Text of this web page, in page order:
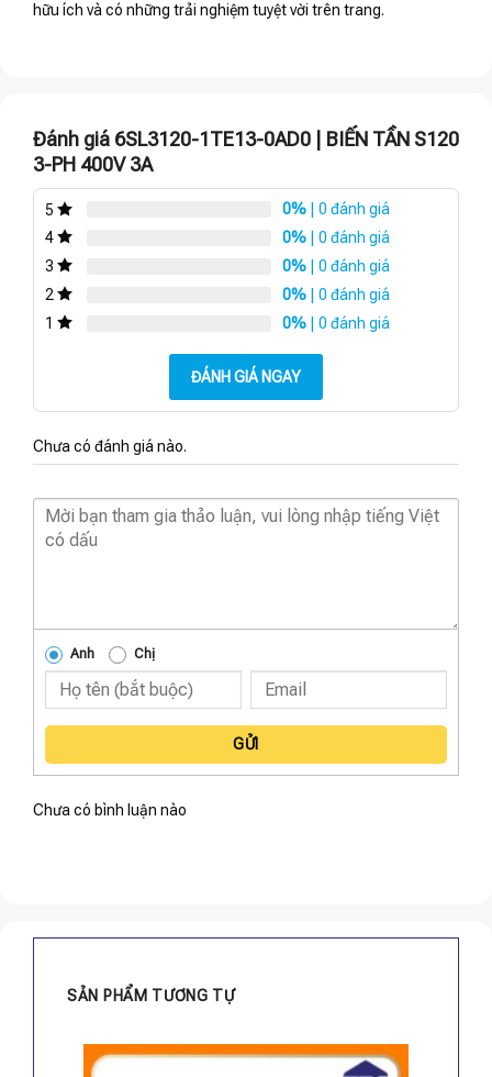
hữu ích và có những trải nghiệm tuyệt vời trên trang.
Đánh giá 6SL3120-1TE13-0AD0 | BIẾN TẦN S120
3-PH 400V 3A
5 0% | 0 đánh giá
4
0% | 0 đánh giá
3
0% | 0 đánh giá
2
0% | 0 đánh giá
1
0% | 0 đánh giá
ĐÁNH GIÁ NGAY
Chưa có đánh giá nào.
Anh Chị
GỬI
Chưa có bình luận nào
SẢN PHẨM TƯƠNG TỰ